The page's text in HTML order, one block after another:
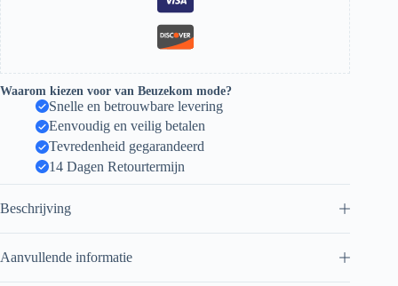
Waarom kiezen voor van Beuzekom mode?
Snelle en betrouwbare levering
Eenvoudig en veilig betalen
Tevredenheid gegarandeerd
14 Dagen Retourtermijn
Beschrijving
Aanvullende informatie